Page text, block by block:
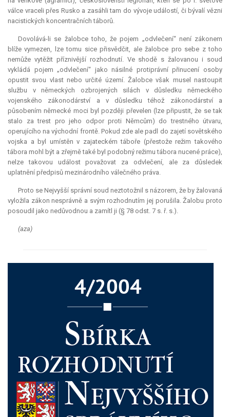
válce vraceli přes Rusko a zasáhli tam do vývoje událostí, či bývalí vězni
nacistických koncentračních táborů.
Dovolává-li se žalobce toho, že pojem „odvlečení“ není zákonem
blíže vymezen, lze tomu sice přisvědčit, ale žalobce pro sebe z toho
nemůže vytěžit příznivější rozhodnutí. Ve shodě s žalovanou i soud
vykládá pojem „odvlečení“ jako násilné protiprávní přinucení osoby
opustit svou vlast nebo určité území. Žalobce však musel nastoupit
službu v německých ozbrojených silách v důsledku německého
vojenského zákonodárství a v důsledku téhož zákonodárství a
působením německé moci byl později převelen (lze připustit, že se tak
stalo za trest pro jeho odpor proti Němcům) do trestného útvaru,
operujícího na východní frontě. Pokud zde ale padl do zajetí sovětského
vojska a byl umístěn v zajateckém táboře (přestože režim takového
tábora mohl být a zřejmě také byl podobný režimu tábora nucené práce),
nelze takovou událost považovat za odvlečení, ale za důsledek
uplatnění předpisů mezinárodního válečného práva.
Proto se Nejvyšší správní soud neztotožnil s názorem, že by žalovaná
vyložila zákon nesprávně a svým rozhodnutím jej porušila. Žalobu proto
posoudil jako nedůvodnou a zamítl ji (§ 78 odst. 7 s. ř. s.).
(aza)